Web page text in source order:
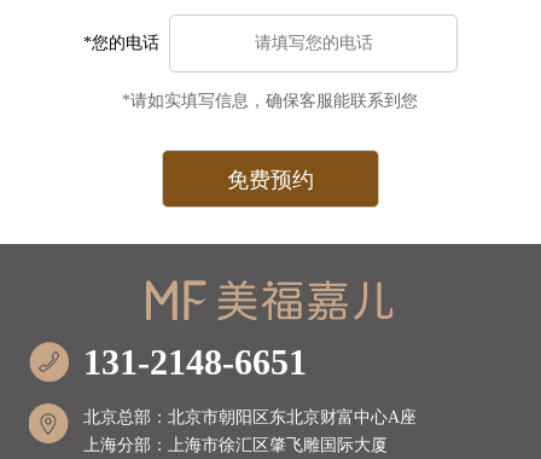
*您的电话
*请如实填写信息，确保客服能联系到您
131-2148-6651
北京总部：北京市朝阳区东北京财富中心A座
上海分部：上海市徐汇区肇飞雕国际大厦